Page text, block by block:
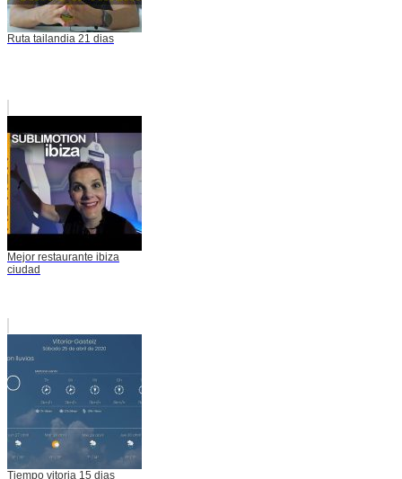
Ruta tailandia 21 dias
Mejor restaurante ibiza
ciudad
Tiempo vitoria 15 dias